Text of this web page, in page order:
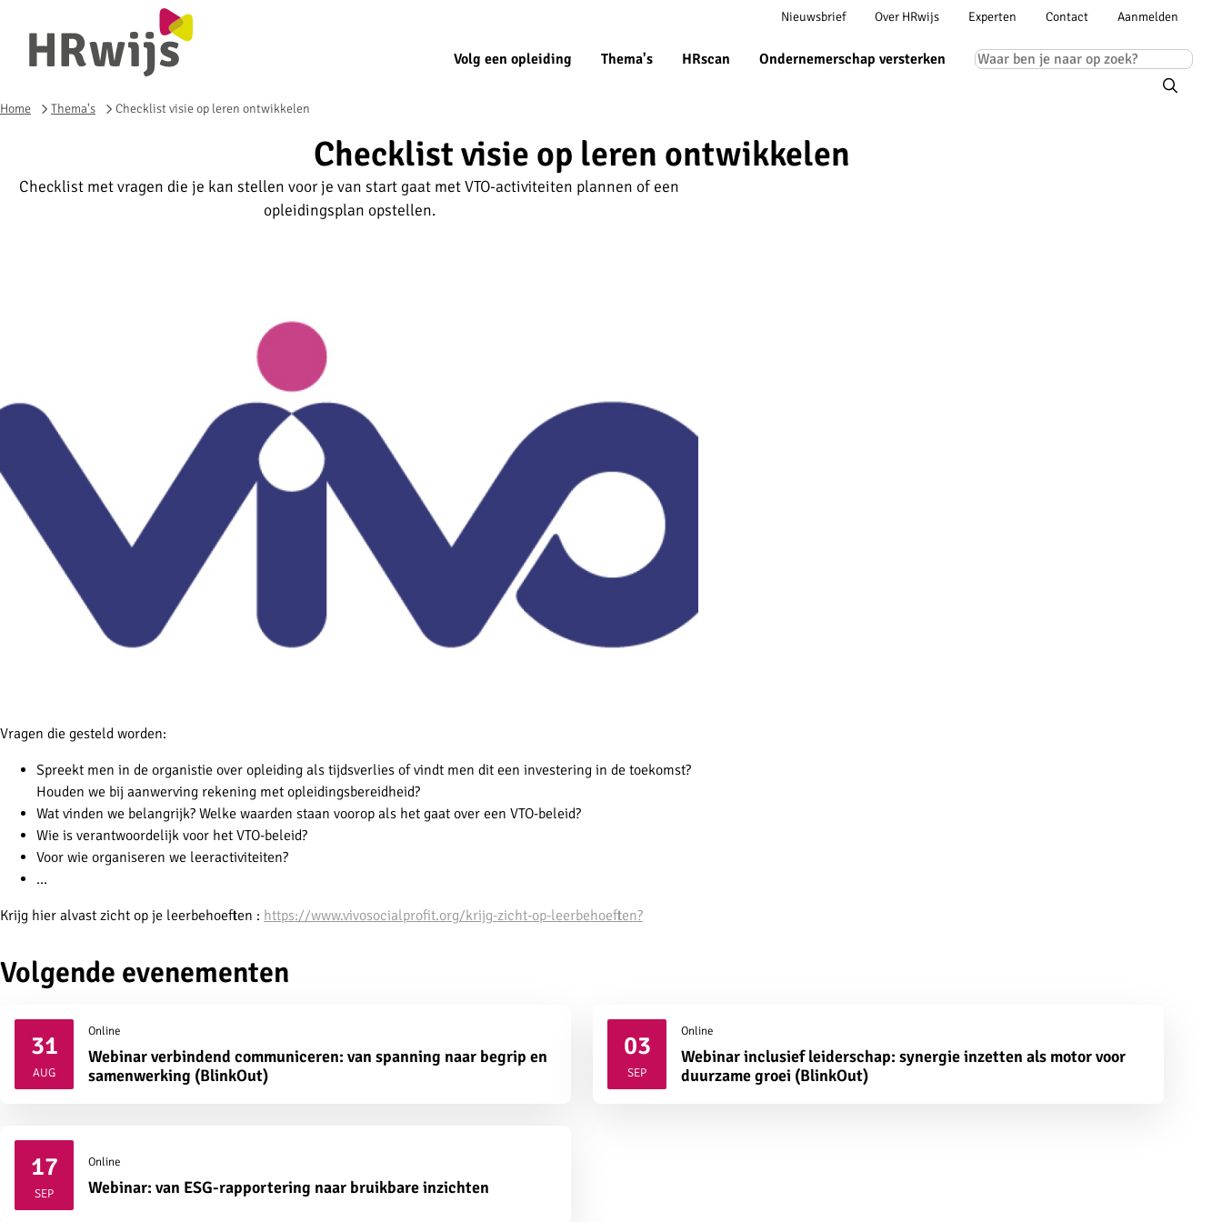
navigation
Volg een opleiding Thema's HRscan Ondernemerschap versterken
Meta
Nieuwsbrief Over HRwijs Experten Contact
Account
Aanmelden
Home Thema's Checklist visie op leren ontwikkelen
Checklist visie op leren ontwikkelen
Checklist met vragen die je kan stellen voor je van start gaat met VTO-activiteiten plannen of een
opleidingsplan opstellen.
Vragen die gesteld worden:
Spreekt men in de organistie over opleiding als tijdsverlies of vindt men dit een investering in de toekomst?
Houden we bij aanwerving rekening met opleidingsbereidheid?
Wat vinden we belangrijk? Welke waarden staan voorop als het gaat over een VTO-beleid?
Wie is verantwoordelijk voor het VTO-beleid?
Voor wie organiseren we leeractiviteiten?
...
Krijg hier alvast zicht op je leerbehoeften : https://www.vivosocialprofit.org/krijg-zicht-op-leerbehoeften?
Volgende evenementen
31
AUG2026
Online
Webinar verbindend communiceren: van spanning naar begrip en
samenwerking (BlinkOut)
03
SEP2026
Online
Webinar inclusief leiderschap: synergie inzetten als motor voor
duurzame groei (BlinkOut)
17
SEP2026
Online
Webinar: van ESG-rapportering naar bruikbare inzichten